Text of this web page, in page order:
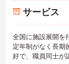
サービス
全国に施設展開を
定年制がなく長期
好で、職員同士が